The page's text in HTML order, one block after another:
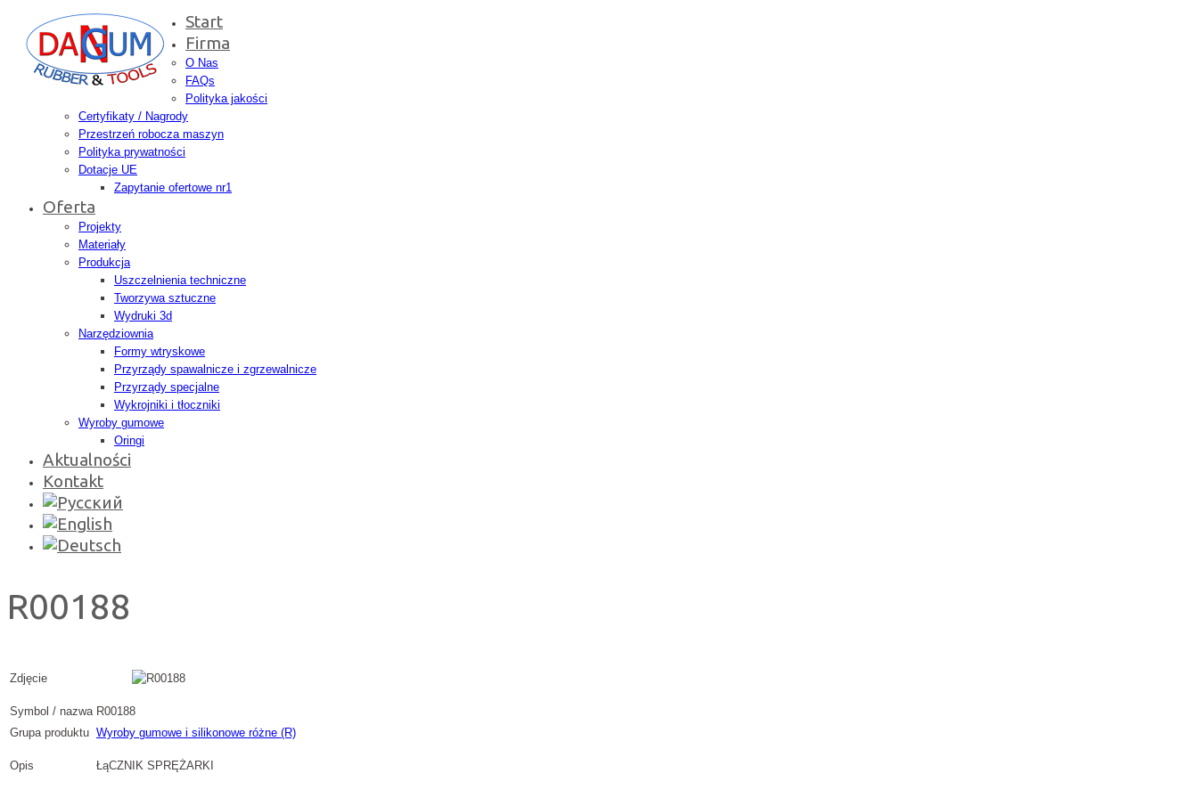
Start
Firma
O Nas
FAQs
Polityka jakości
Certyfikaty / Nagrody
Przestrzeń robocza maszyn
Polityka prywatności
Dotacje UE
Zapytanie ofertowe nr1
Oferta
Projekty
Materiały
Produkcja
Uszczelnienia techniczne
Tworzywa sztuczne
Wydruki 3d
Narzędziownia
Formy wtryskowe
Przyrządy spawalnicze i zgrzewalnicze
Przyrządy specjalne
Wykrojniki i tłoczniki
Wyroby gumowe
Oringi
Aktualności
Kontakt
R00188
Zdjęcie
Symbol / nazwa R00188
Grupa produktu Wyroby gumowe i silikonowe różne (R)
Opis ŁąCZNIK SPRĘŻARKI